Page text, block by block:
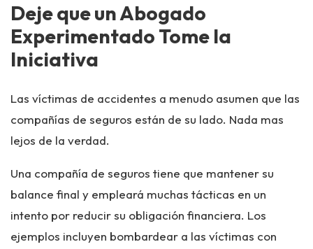
Deje que un Abogado
Experimentado Tome la
Iniciativa
Las víctimas de accidentes a menudo asumen que las
compañías de seguros están de su lado. Nada mas
lejos de la verdad.
Una compañía de seguros tiene que mantener su
balance final y empleará muchas tácticas en un
intento por reducir su obligación financiera. Los
ejemplos incluyen bombardear a las víctimas con